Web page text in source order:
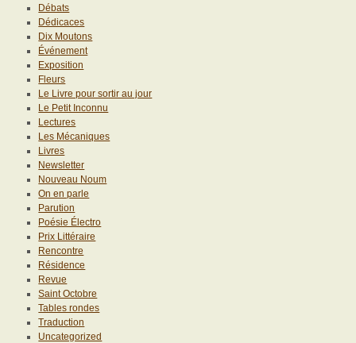
Débats
Dédicaces
Dix Moutons
Événement
Exposition
Fleurs
Le Livre pour sortir au jour
Le Petit Inconnu
Lectures
Les Mécaniques
Livres
Newsletter
Nouveau Noum
On en parle
Parution
Poésie Électro
Prix Littéraire
Rencontre
Résidence
Revue
Saint Octobre
Tables rondes
Traduction
Uncategorized